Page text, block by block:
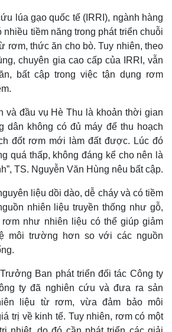
Giá cà phê
lúa gạo quốc tế (IRRI), ngành hàng
nhiều tiềm năng trong phát triển chuỗi
rơm, thức ăn cho bò. Tuy nhiên, theo
chuyên gia cao cấp của IRRI, vẫn
bất cập trong việc tận dụng rơm
và đầu vụ Hè Thu là khoản thời gian
dân không có đủ máy để thu hoạch
đốt rơm mới làm đất được. Lúc đó
quá thấp, không đáng kể cho nên là
TS. Nguyễn Văn Hùng nêu bất cập.
liệu dồi dào, dễ cháy và có tiềm
nhiên liệu truyền thống như gỗ,
như nhiên liệu có thể giúp giảm
môi trường hơn so với các nguồn
Ban phát triển đối tác Công ty
ty đã nghiên cứu và đưa ra sản
liệu từ rơm, vừa đảm bảo môi
trị về kinh tế. Tuy nhiên, rơm có một